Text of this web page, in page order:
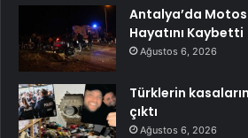
Antalya’da
Hayatını Kaybetti
Ağustos 6, 2026
Türklerin
çıktı
Ağustos 6, 2026